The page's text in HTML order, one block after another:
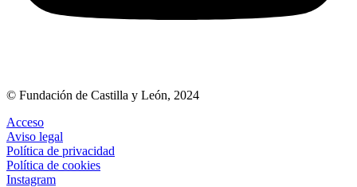
© Fundación de Castilla y León, 2024
Acceso
Aviso legal
Política de privacidad
Política de cookies
Instagram